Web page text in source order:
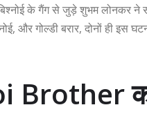
के गैंग से जुड़े शुभम लोनकर ने
और गोल्डी बरार, दोनों ही इस
Brother